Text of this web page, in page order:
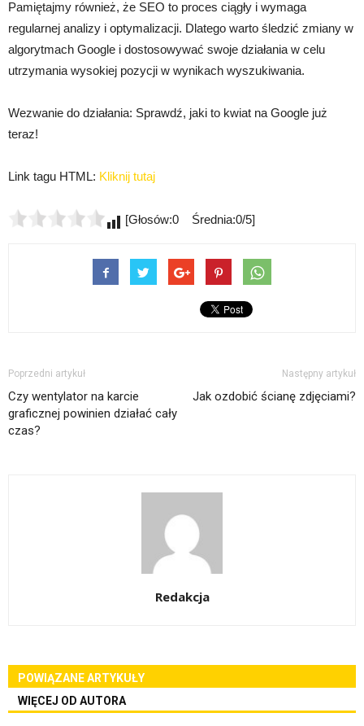
Pamiętajmy również, że SEO to proces ciągły i wymaga
regularnej analizy i optymalizacji. Dlatego warto śledzić zmiany w
algorytmach Google i dostosowywać swoje działania w celu
utrzymania wysokiej pozycji w wynikach wyszukiwania.
Wezwanie do działania: Sprawdź, jaki to kwiat na Google już
teraz!
Link tagu HTML: Kliknij tutaj
[Głosów:0 Średnia:0/5]
Poprzedni artykuł
Czy wentylator na karcie
graficznej powinien działać cały
czas?
Następny artykuł
Jak ozdobić ścianę zdjęciami?
Redakcja
POWIĄZANE ARTYKUŁY
WIĘCEJ OD AUTORA